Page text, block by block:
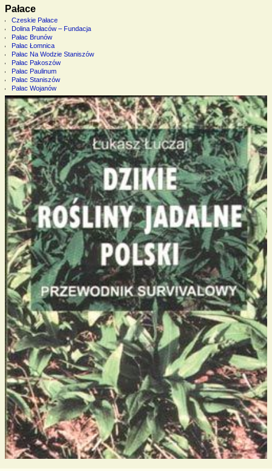
Pałace
Czeskie Pałace
Dolina Pałaców – Fundacja
Pałac Brunów
Pałac Łomnica
Pałac Na Wodzie Staniszów
Pałac Pakoszów
Pałac Paulinum
Pałac Staniszów
Pałac Wojanów